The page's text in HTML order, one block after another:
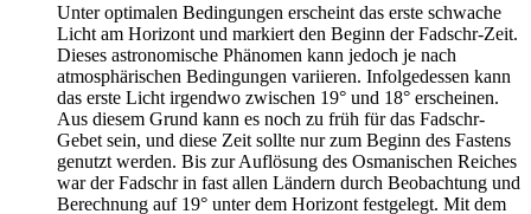
Unter optimalen Bedingungen erscheint das erste schwache
Licht am Horizont und markiert den Beginn der Fadschr-Zeit.
Dieses astronomische Phänomen kann jedoch je nach
atmosphärischen Bedingungen variieren. Infolgedessen kann
das erste Licht irgendwo zwischen 19° und 18° erscheinen.
Aus diesem Grund kann es noch zu früh für das Fadschr-
Gebet sein, und diese Zeit sollte nur zum Beginn des Fastens
genutzt werden. Bis zur Auflösung des Osmanischen Reiches
war der Fadschr in fast allen Ländern durch Beobachtung und
Berechnung auf 19° unter dem Horizont festgelegt. Mit dem